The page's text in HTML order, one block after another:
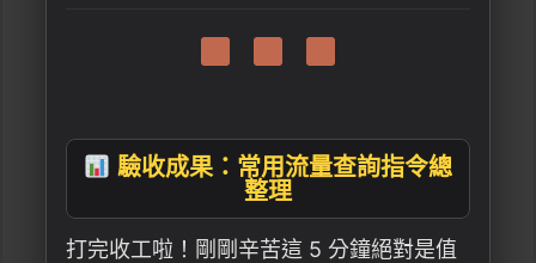
驗收成果：常用流量查詢指令總
整理
打完收工啦！剛剛辛苦這 5 分鐘絕對是值